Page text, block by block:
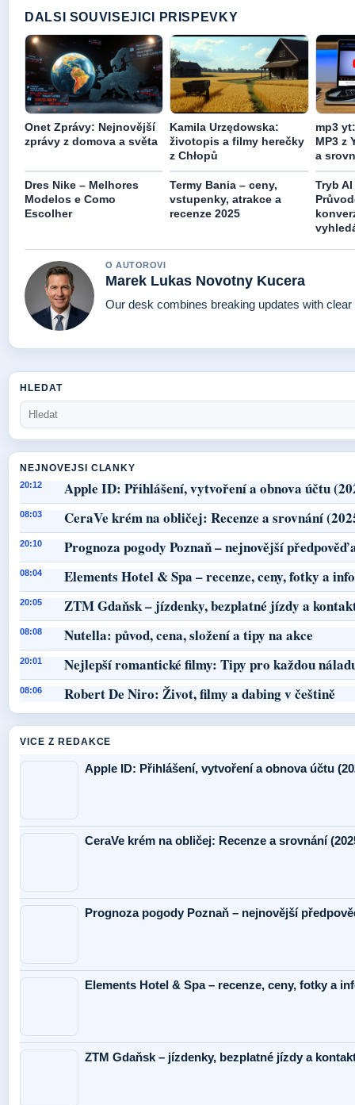
DALSI SOUVISEJICI PRISPEVKY
Onet Zprávy: Nejnovější
zprávy z domova a světa
Kamila Urzędowska:
životopis a filmy herečky
z Chłopů
mp3
MP3 z
a
Dres Nike – Melhores
Modelos e Como
Escolher
Termy Bania – ceny,
vstupenky, atrakce a
recenze 2025
Tryb
O AUTOROVI
Marek Lukas Novotny Kucera
Our desk combines breaking updates with
HLEDAT
NEJNOVEJSI CLANKY
20:12 Apple ID: Přihlášení, vytvoření a obnova účtu
08:03 CeraVe krém na obličej: Recenze a srovnání
20:10 Prognoza pogody Poznaň – nejnovější předpověď
08:04 Elements Hotel & Spa – recenze, ceny, fotky a
20:05 ZTM Gdaňsk – jízdenky, bezplatné jízdy a
08:08 Nutella: původ, cena, složení a tipy na akce
20:01 Nejlepší romantické filmy: Tipy pro každou
08:06 Robert De Niro: Život, filmy a dabing v češtině
VICE Z REDAKCE
Apple ID: Přihlášení, vytvoření a obnova účtu
CeraVe krém na obličej: Recenze a srovnání
Prognoza pogody Poznaň – nejnovější
Elements Hotel & Spa – recenze, ceny, fotky a
ZTM Gdaňsk – jízdenky, bezplatné jízdy a